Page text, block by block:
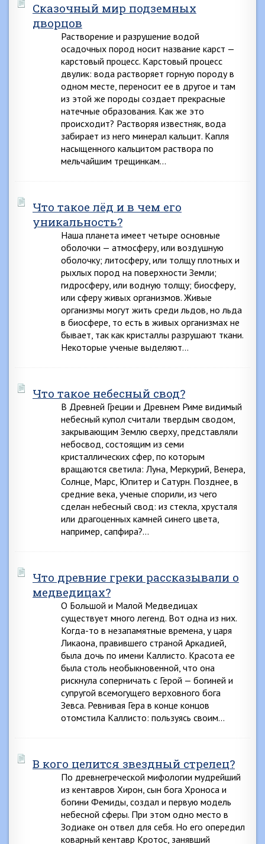
Сказочный мир подземных
дворцов
Растворение и разрушение водой
осадочных пород носит название карст —
карстовый процесс. Карстовый процесс
двулик: вода растворяет горную породу в
одном месте, переносит ее в другое и там
из этой же породы создает прекрасные
натечные образования. Как же это
происходит? Растворяя известняк, вода
забирает из него минерал кальцит. Капля
насыщенного кальцитом раствора по
мельчайшим трещинкам…
Что такое лёд и в чем его
уникальность?
Наша планета имеет четыре основные
оболочки — атмосферу, или воздушную
оболочку; литосферу, или толщу плотных и
рыхлых пород на поверхности Земли;
гидросферу, или водную толщу; биосферу,
или сферу живых организмов. Живые
организмы могут жить среди льдов, но льда
в биосфере, то есть в живых организмах не
бывает, так как кристаллы разрушают ткани.
Некоторые ученые выделяют…
Что такое небесный свод?
В Древней Греции и Древнем Риме видимый
небесный купол считали твердым сводом,
закрывающим Землю сверху, представляли
небосвод, состоящим из семи
кристаллических сфер, по которым
вращаются светила: Луна, Меркурий, Венера,
Солнце, Марс, Юпитер и Сатурн. Позднее, в
средние века, ученые спорили, из чего
сделан небесный свод: из стекла, хрусталя
или драгоценных камней синего цвета,
например, сапфира?…
Что древние греки рассказывали о
медведицах?
О Большой и Малой Медведицах
существует много легенд. Вот одна из них.
Когда-то в незапамятные времена, у царя
Ликаона, правившего страной Аркадией,
была дочь по имени Каллисто. Красота ее
была столь необыкновенной, что она
рискнула соперничать с Герой — богиней и
супругой всемогущего верховного бога
Зевса. Ревнивая Гера в конце концов
отомстила Каллисто: пользуясь своим…
В кого целится звездный стрелец?
По древнегреческой мифологии мудрейший
из кентавров Хирон, сын бога Хроноса и
богини Фемиды, создал и первую модель
небесной сферы. При этом одно место в
Зодиаке он отвел для себя. Но его опередил
коварный кентавр Кротос, занявший